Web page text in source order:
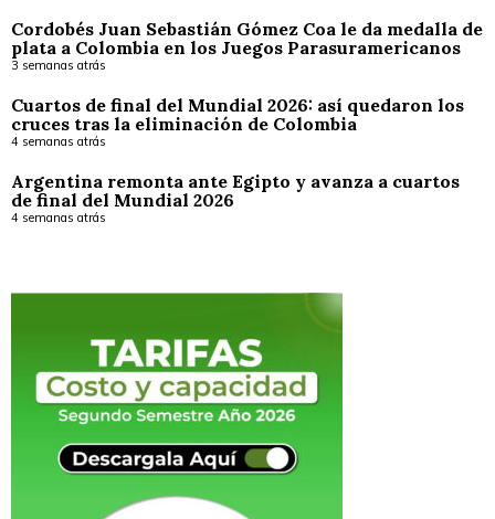
Cordobés Juan Sebastián Gómez Coa le da medalla de
plata a Colombia en los Juegos Parasuramericanos
3 semanas atrás
Cuartos de final del Mundial 2026: así quedaron los
cruces tras la eliminación de Colombia
4 semanas atrás
Argentina remonta ante Egipto y avanza a cuartos
de final del Mundial 2026
4 semanas atrás